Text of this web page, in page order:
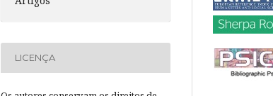
LICENÇA